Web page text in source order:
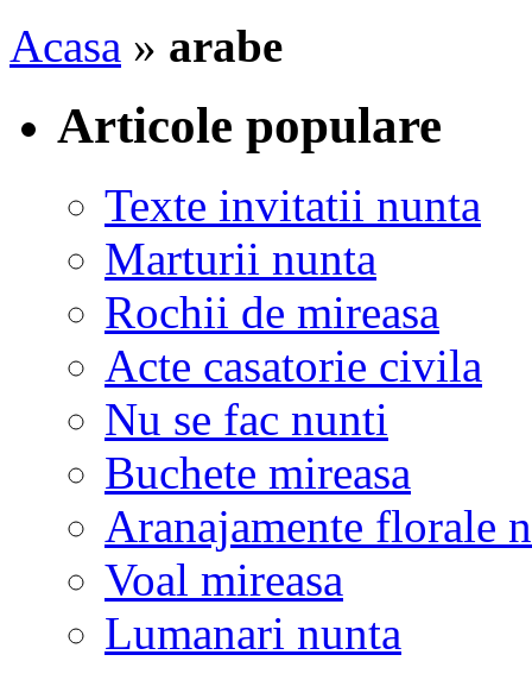
Acasa » arabe
Articole populare
Texte invitatii nunta
Marturii nunta
Rochii de mireasa
Acte casatorie civila
Nu se fac nunti
Buchete mireasa
Aranajamente florale
Voal mireasa
Lumanari nunta